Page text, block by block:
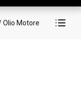
Olio Motore